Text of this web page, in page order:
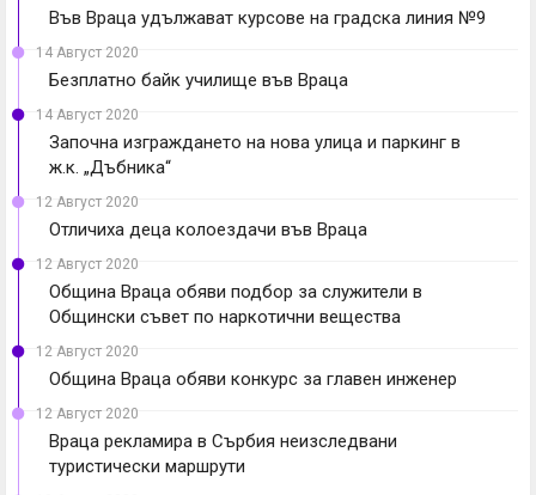
Във Враца удължават курсове на градска линия №9
14 Август 2020
Безплатно байк училище във Враца
14 Август 2020
Започна изграждането на нова улица и паркинг в
ж.к. „Дъбника“
12 Август 2020
Отличиха деца колоездачи във Враца
12 Август 2020
Община Враца обяви подбор за служители в
Общински съвет по наркотични вещества
12 Август 2020
Община Враца обяви конкурс за главен инженер
12 Август 2020
Враца рекламира в Сърбия неизследвани
туристически маршрути